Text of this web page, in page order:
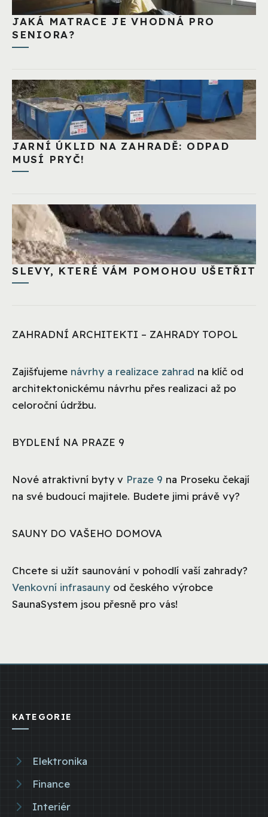
JAKÁ MATRACE JE VHODNÁ PRO
SENIORA?
JARNÍ ÚKLID NA ZAHRADĚ: ODPAD
MUSÍ PRYČ!
SLEVY, KTERÉ VÁM POMOHOU UŠETŘIT
ZAHRADNÍ ARCHITEKTI – ZAHRADY TOPOL
Zajišťujeme návrhy a realizace zahrad na klíč od
architektonickému návrhu přes realizaci až po
celoroční údržbu.
BYDLENÍ NA PRAZE 9
Nové atraktivní byty v Praze 9 na Proseku čekají
na své budoucí majitele. Budete jimi právě vy?
SAUNY DO VAŠEHO DOMOVA
Chcete si užít saunování v pohodlí vaší zahrady?
Venkovní infrasauny od českého výrobce
SaunaSystem jsou přesně pro vás!
KATEGORIE
Elektronika
Finance
Interiér